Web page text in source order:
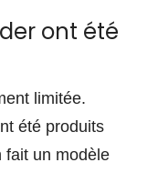
ont été
limitée.
été produits
fait un modèle